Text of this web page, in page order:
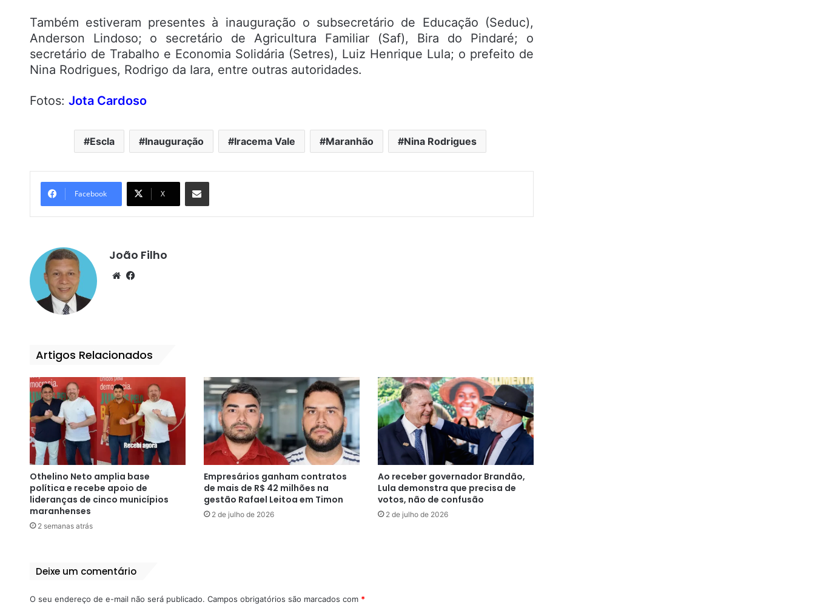
Também estiveram presentes à inauguração o subsecretário de Educação (Seduc),
Anderson Lindoso; o secretário de Agricultura Familiar (Saf), Bira do Pindaré; o
secretário de Trabalho e Economia Solidária (Setres), Luiz Henrique Lula; o prefeito de
Nina Rodrigues, Rodrigo da Iara, entre outras autoridades.
Fotos: Jota Cardoso
Escla Inauguração Iracema Vale Maranhão Nina Rodrigues
Facebook X
Compartilhar por e-mail
João Filho
We
Artigos Relacionados
Othelino Neto amplia base
política e recebe apoio de
lideranças de cinco municípios
maranhenses
2 semanas atrás
Empresários ganham contratos
de mais de R$ 42 milhões na
gestão Rafael Leitoa em Timon
2 de julho de 2026
Ao receber governador Brandão,
Lula demonstra que precisa de
votos, não de confusão
2 de julho de 2026
Deixe um comentário
O seu endereço de e-mail não será publicado. Campos obrigatórios são marcados com *